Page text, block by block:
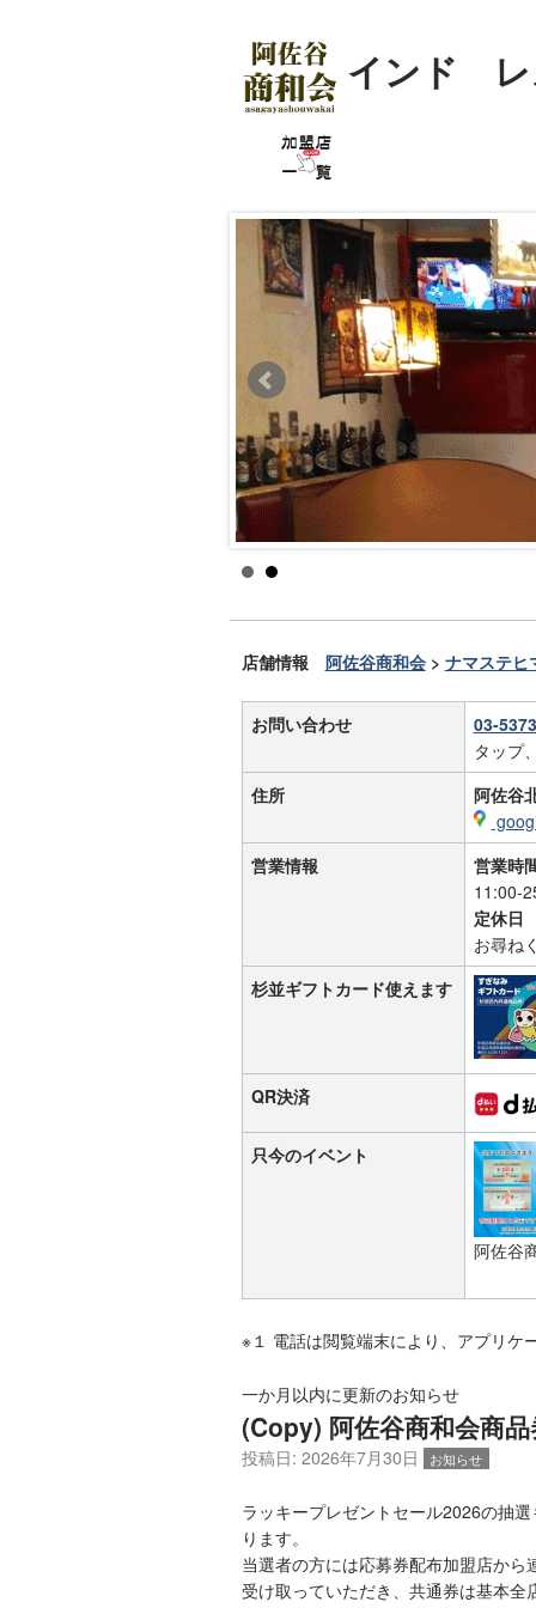
インド レ
店舗情報 阿佐谷商和会> ナマステヒ
お問い合わせ
03-
タップ
住所
阿佐谷
営業情報
営業時
11:00-
定休日
お尋ね
杉並ギフトカード使えます
QR決済
只今のイベント
阿佐谷
※１ 電話は閲覧端末により、アプリケ
一か月以内に更新のお知らせ
(Copy) 阿佐谷商和会商
投稿日: 2026年7月30日 お知らせ
ラッキープレゼントセール2026の抽
ります。
当選者の方には応募券配布加盟店か
受け取っていただき、共通券は基本